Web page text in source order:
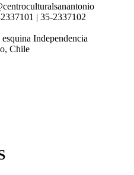
| 35-2337102
Independencia
Chile